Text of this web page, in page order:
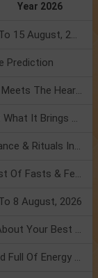
Year 2026
Numerology Weekly Horoscope: 9 August To 15 August, 2026
Prediction
Mercury Transit In Cancer: When The Mind Meets The Heart!
Mercury Transit In Cancer 2026: Check Out What It Brings For You
Shravan Somvar Vrat 2026: Dates, Significance & Rituals In August
Weekly Horoscope 3 To 9 August, 2026: List Of Fasts & Festivals
8 August, 2026
Friendship Day 2026: What The Stars Say About Your Best Friend!
Mars Transit In Gemini: Embrace The Period Full Of Energy & Intelligence